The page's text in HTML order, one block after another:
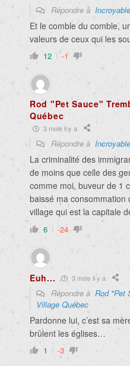
Répondre à Incroyable
Et le comble du comble,
valeurs de ceux qui les
12 -1
Rod "Pet Sauce"
Québec
3 mois il y a
Répondre à Incroyable
La criminalité des
de moins que celle des
comme moi, buveur de 1
baissé ma consommation
village qui est la capitale
6 -24
Euh... 3 mois il y a
Répondre à Rod "Pet
Village Québec
Pardonne lui, c’est sa
brûlent les églises…
1 -3